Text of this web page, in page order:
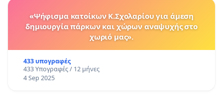
«Ψήφισμα κατοίκων Κ.Σχολαρίου για άμεση
δημιουργία πάρκων και χώρων αναψυχής στο
χωριό μας».
433 υπογραφές
433 Υπογραφές / 12 μήνες
4 Sep 2025